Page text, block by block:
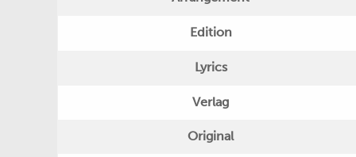
Edition
Lyrics
Verlag
Original